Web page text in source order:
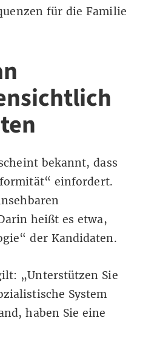
für die Familie
bekannt, dass
einfordert.
heißt es etwa,
der Kandidaten.
„Unterstützen Sie
System
haben Sie eine